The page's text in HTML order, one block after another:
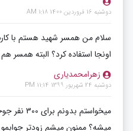
دوشنبه 16 فروردین 1400 1:18 AM
سلام من همسر شهید هستم با
اونجا استفاده کرد؟ البته همسر
زهرامحمدیاری
دوشنبه 24 شهریور 1399 11:14 PM
میخواستم
میشه؟ ممنون میشم زودتر